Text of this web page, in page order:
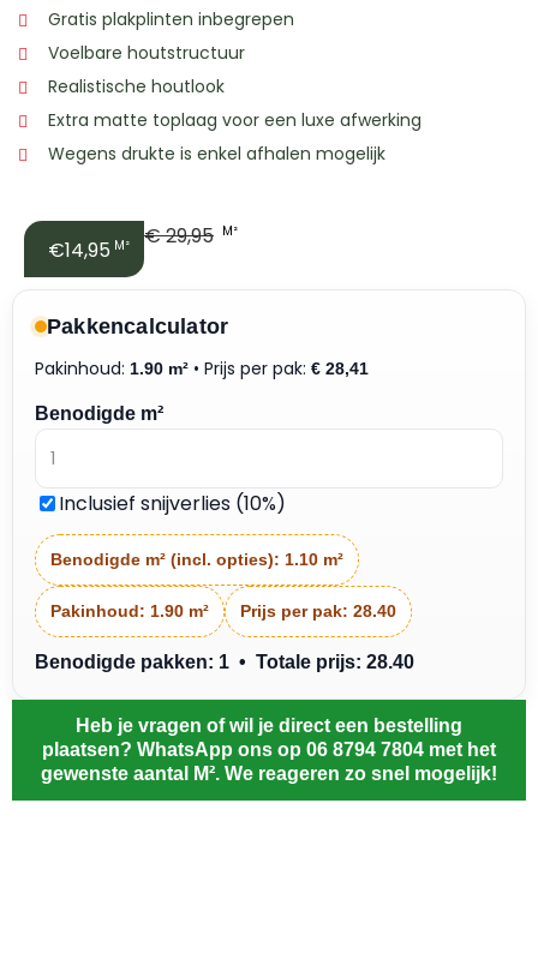
Gratis plakplinten inbegrepen
Voelbare houtstructuur
Realistische houtlook
Extra matte toplaag voor een luxe afwerking
Wegens drukte is enkel afhalen mogelijk
€14,95 M² €29,95 M²
Pakkencalculator
Pakinhoud: 1.90 m² • Prijs per pak: € 28,41
Benodigde m²
Inclusief snijverlies (10%)
Benodigde m² (incl. opties): 1.10 m²
Pakinhoud: 1.90 m² Prijs per pak: 28.40
Benodigde pakken: 1 • Totale prijs: 28.40
Heb je vragen of wil je direct een bestelling
plaatsen? WhatsApp ons op 06 8794 7804 met het
gewenste aantal M². We reageren zo snel mogelijk!